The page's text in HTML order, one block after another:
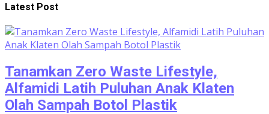
Latest Post
Tanamkan Zero Waste Lifestyle,
Alfamidi Latih Puluhan Anak Klaten
Olah Sampah Botol Plastik